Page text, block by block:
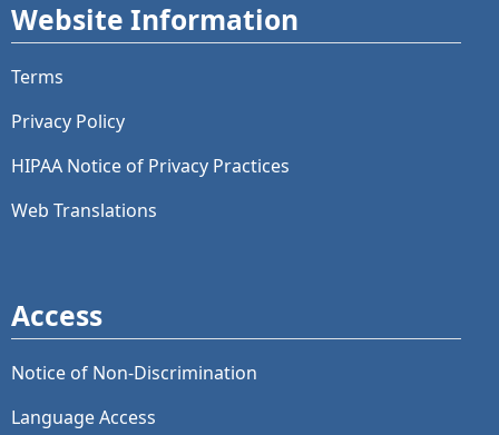
Website Information
Terms
Privacy Policy
HIPAA Notice of Privacy Practices
Web Translations
Access
Notice of Non-Discrimination
Language Access